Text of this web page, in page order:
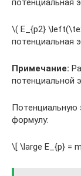
\( E_{p2}
потенциальная
Примечание:
потенциальной
Потенциальную
формулу:
\[ \large E_{p} =